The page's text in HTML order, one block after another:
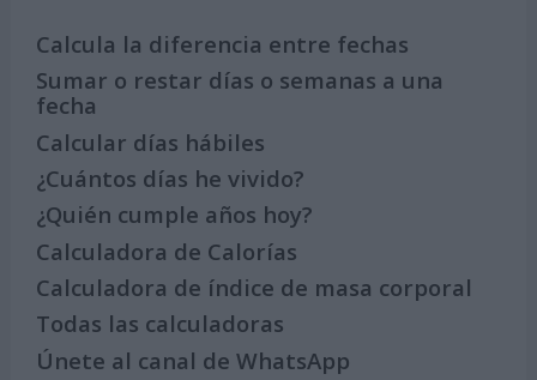
Calcula la diferencia entre fechas
Sumar o restar días o semanas a una
fecha
Calcular días hábiles
¿Cuántos días he vivido?
¿Quién cumple años hoy?
Calculadora de Calorías
Calculadora de índice de masa corporal
Todas las calculadoras
Únete al canal de WhatsApp